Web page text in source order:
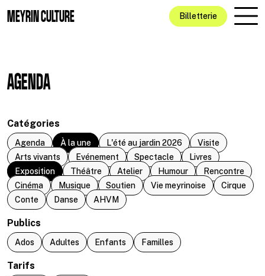
MEYRIN CULTURE Billetterie
AGENDA
Catégories
Agenda À la une L'été au jardin 2026
Visite
Arts vivants
Evénement Spectacle
Livres
Exposition
Théâtre Atelier Humour
Rencontre
Cinéma
Musique Soutien Vie meyrinoise
Cirque
Conte
Danse AHVM
Publics
Ados Adultes Enfants Familles
Tarifs